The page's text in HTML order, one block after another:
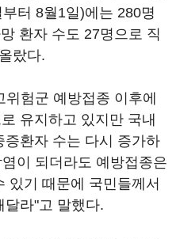
터 8월1일)에는 280명
환자 수도 27명으로 직
랐다.
험군 예방접종 이후에
유지하고 있지만 국내
환자 수는 다시 증가하
이 되더라도 예방접종은
있기 때문에 국민들께서
달라"고 말했다.